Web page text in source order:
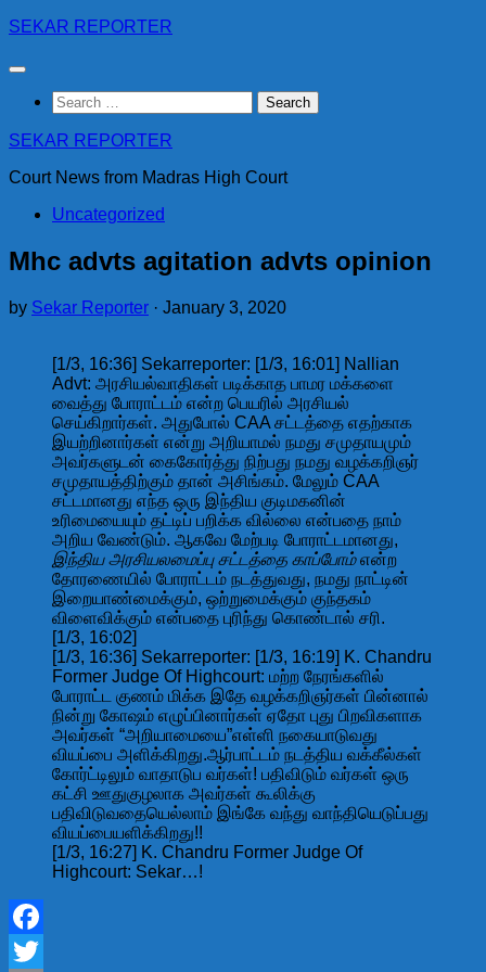
Skip
content
SEKAR REPORTER
Search
for:
SEKAR REPORTER
Court News from Madras High Court
Uncategorized
Mhc advts agitation advts opinion
by Sekar Reporter · January 3, 2020
[1/3, 16:36] Sekarreporter: [1/3, 16:01] Nallian
Advt: அரசியல்வாதிகள் படிக்காத பாமர மக்களை
வைத்து போராட்டம் என்ற பெயரில் அரசியல்
செய்கிறார்கள். அதுபோல் CAA சட்டத்தை எதற்காக
இயற்றினார்கள் என்று அறியாமல் நமது சமுதாயமும்
அவர்களுடன் கைகோர்த்து நிற்பது நமது வழக்கறிஞர்
சமுதாயத்திற்கும் தான் அசிங்கம். மேலும் CAA
சட்டமானது எந்த ஒரு இந்திய குடிமகனின்
உரிமையையும் தட்டிப் பறிக்க வில்லை என்பதை நாம்
அறிய வேண்டும். ஆகவே மேற்படி போராட்டமானது,
இந்திய அரசியலமைப்பு சட்டத்தை காப்போம்என்ற
தோரணையில் போராட்டம் நடத்துவது, நமது நாட்டின்
இறையாண்மைக்கும், ஒற்றுமைக்கும் குந்தகம்
விளைவிக்கும் என்பதை புரிந்து கொண்டால் சரி.
[1/3, 16:02]
[1/3, 16:36] Sekarreporter: [1/3, 16:19] K. Chandru
Former Judge Of Highcourt: மற்ற நேரங்களில்
போராட்ட குணம் மிக்க இதே வழக்கறிஞர்கள் பின்னால்
நின்று கோஷம் எழுப்பினார்கள் ஏதோ புது பிறவிகளாக
அவர்கள் “அறியாமையை”எள்ளி நகையாடுவது
வியப்பை அளிக்கிறது.ஆர்பாட்டம் நடத்திய வக்கீல்கள்
கோர்ட்டிலும் வாதாடுப வர்கள்! பதிவிடும் வர்கள் ஒரு
கட்சி ஊதுகுழலாக அவர்கள் கூலிக்கு
பதிவிடுவதையெல்லாம் இங்கே வந்து வாந்தியெடுப்பது
வியப்பையளிக்கிறது!!
[1/3, 16:27] K. Chandru Former Judge Of
Highcourt: Sekar…!
Facebook